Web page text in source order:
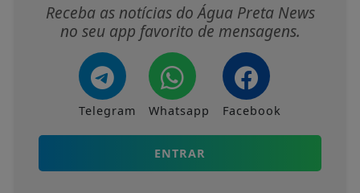
Receba as notícias do Água Preta News
no seu app favorito de mensagens.
Telegram Whatsapp Facebook
ENTRAR